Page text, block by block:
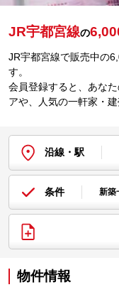
JR宇都宮線の
JR宇都宮線で販売中の
す。
会員登録すると、あな
アや、人気の一軒家・建
沿線・駅
条件 新築
物件情報